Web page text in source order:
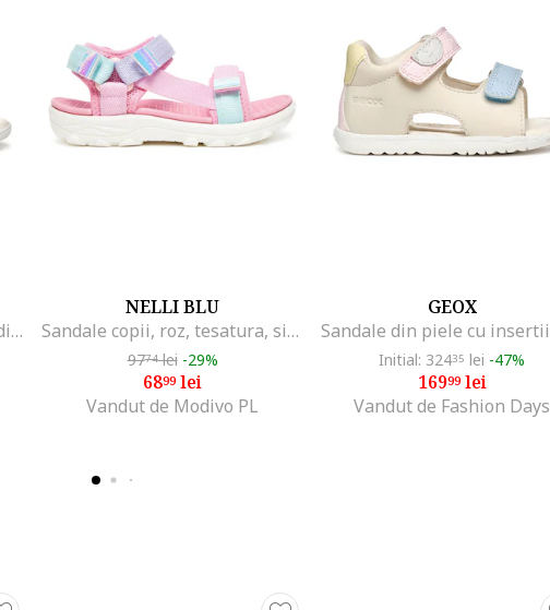
Sandale din piele cu insertii din piele ecologica, Albastru deschis/Crem
NELLI BLU
Sandale copii, roz, tesatura, sistem inchidere Velcro
9774lei -29%
6899lei
Vandut de Modivo PL
GEOX
Initial: 32435 lei -47%
16999lei
Vandut de Fashion Days